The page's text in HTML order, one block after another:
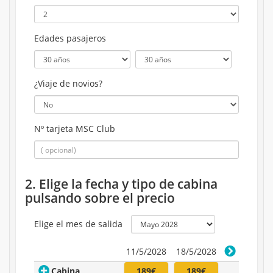
Edades pasajeros
¿Viaje de novios?
Nº tarjeta MSC Club
2. Elige la fecha y tipo de cabina
pulsando sobre el precio
Elige el mes de salida
11/5/2028
18/5/2028